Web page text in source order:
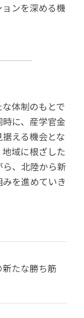
ンを深める機
体制のもとで
に、産学官金
える機会とな
域に根ざした
、北陸から新
を進めていき
新たな勝ち筋